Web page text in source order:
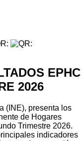
EPHC
2026
(INE), presenta los
de Hogares
Trimestre 2026.
indicadores